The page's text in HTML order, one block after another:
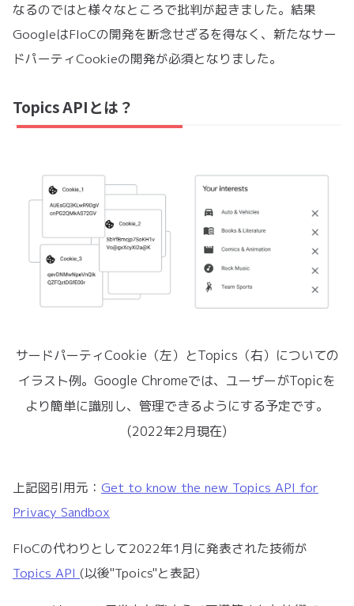
なるのではと様々なところで批判が起きました。結果
GoogleはFloCの開発を断念せざるを得なく、新たなサー
ドパーティCookieの開発が必須となりました。
Topics APIとは？
サードパーティCookie（左）とTopics（右）についての
イラスト例。Google Chromeでは、ユーザーがTopicを
より簡単に識別し、管理できるようにする予定です。
(2022年2月現在)
上記図引用元： Get to know the new Topics API for
Privacy Sandbox
FloCの代わりとして2022年1月に発表された技術が
Topics API (以後"Tpoics"と表記)